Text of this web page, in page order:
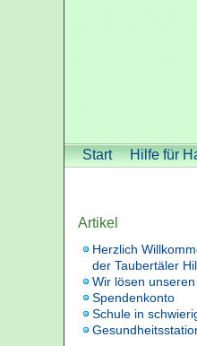
Start Hilfe für
Artikel
Herzlich
der Taubertäler
Wir lösen
Spendenkonto
Schule in